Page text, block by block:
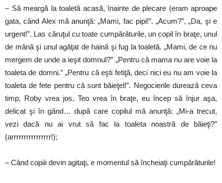
– Să meargă la toaletă acasă, înainte de plecare (eram aproape
gata, când Alex mă anunţă: „Mami, fac pipi!”. „Acum?”, „Da, şi e
urgent!”. Las căruţul cu toate cumpărăturile, un copil în braţe, unul
de mână şi unul agăţat de haină şi fug la toaletă. „Mami, de ce nu
mergem de unde a ieşit domnul?” „Pentru că mama nu are voie la
toaleta de domni.” „Pentru că eşti fetiţă, deci nici eu nu am voie la
toaleta de fete pentru că sunt băieţel!”. Negocierile durează ceva
timp, Roby vrea jos, Teo vrea în braţe, eu încep să înjur aşa,
delicat şi în gând… după care copilul mă anunţă: „Mi-a trecut,
vezi dacă nu ai vrut să fac la toaleta noastră de băieţi?”
(arrrrrrrrrrrrrrrr!);
– Când copiii devin agitaţi, e momentul să încheiaţi cumpărăturile!